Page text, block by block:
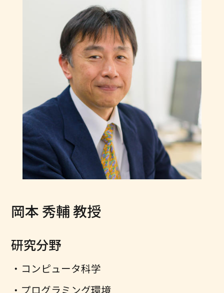
岡本 秀輔 教授
研究分野
コンピュータ科学
プログラミング環境